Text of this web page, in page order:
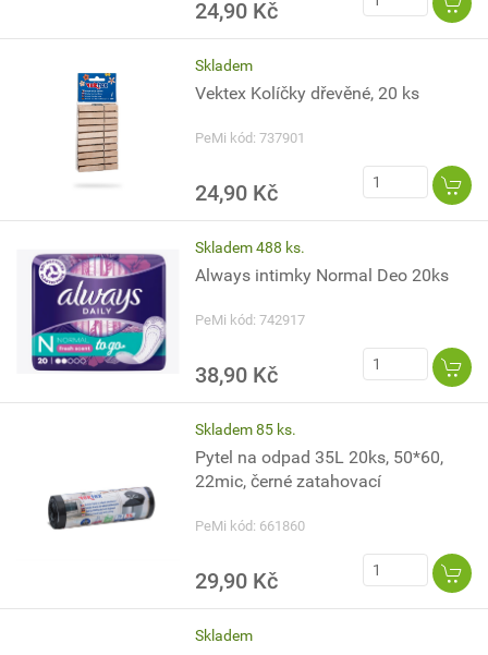
24,90 Kč
Skladem
Vektex Kolíčky dřevěné, 20 ks
PeMi kód: 737901
24,90 Kč
Skladem 488 ks.
Always intimky Normal Deo 20ks
PeMi kód: 742917
38,90 Kč
Skladem 85 ks.
Pytel na odpad 35L 20ks, 50*60,
22mic, černé zatahovací
PeMi kód: 661860
29,90 Kč
Skladem